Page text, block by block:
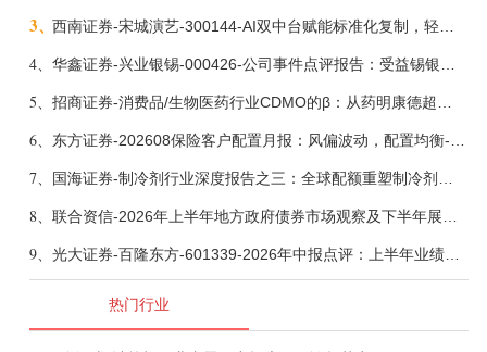
3、
4、
5、
6、
7、
8、
9、 光大证券-百隆东方-601339-2026年中报点评：上半年业绩表现高增，国内外产能均有亮眼表现-260807
热门行业